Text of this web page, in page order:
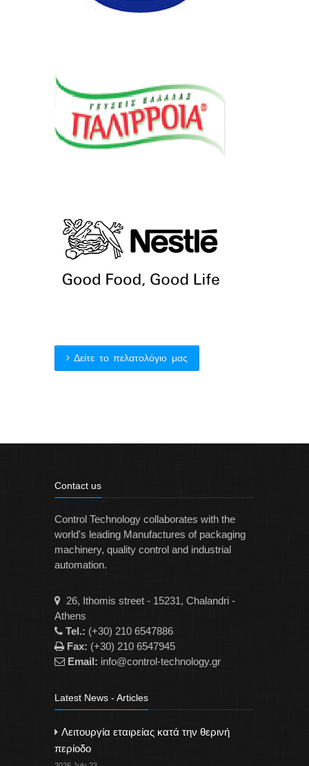
Δείτε το πελατολόγιο μας
Contact us
Control Technology collaborates with the
world's leading Manufactures of packaging
machinery, quality control and industrial
automation.
26, Ithomis street - 15231, Chalandri -
Athens
Tel.: (+30) 210 6547886
Fax: (+30) 210 6547945
Email: info@control-technology.gr
Latest News - Articles
Λειτουργία εταιρείας κατά την θερινή
περίοδο